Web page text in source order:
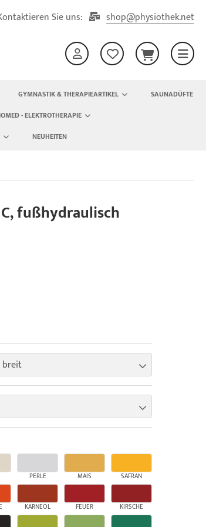
Sie uns: shop@physiothek.net
GYMNASTIK & THERAPIEARTIKEL
SAUNADÜFTE
- ELEKTROTHERAPIE
NEUHEITEN
fußhydraulisch
breit
PERLE MAIS SAFRAN
KARNEOL FEUER KIRSCHE